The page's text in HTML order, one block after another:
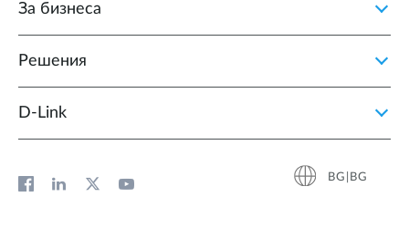
За бизнеса
Решения
D‑Link
BG|BG